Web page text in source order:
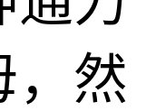
，然